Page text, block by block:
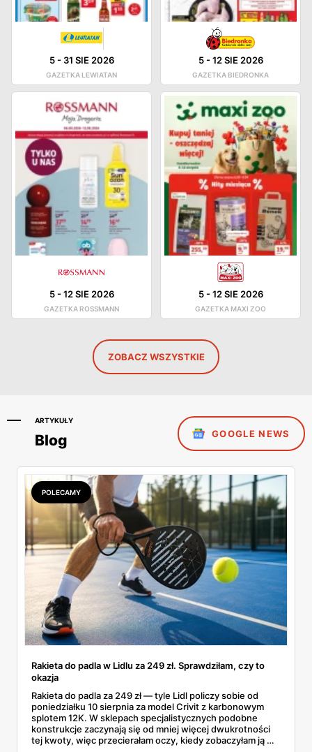
5- 31 SIE 2026
GAZETKA LEWIATAN
5-12 SIE 2026
GAZETKA BIEDRONKA
5-12 SIE 2026
GAZETKA ROSSMANN
5-12 SIE 2026
GAZETKA MAXI ZOO
ZOBACZ WSZYSTKIE
ARTYKUŁY
Blog GOOGLE NEWS
POLECAMY
Rakieta do padla w Lidlu za 249 zł. Sprawdziłam, czy to
okazja
Rakieta do padla za 249 zł — tyle Lidl policzy sobie od
poniedziałku 10 sierpnia za model Crivit z karbonowym
splotem 12K. W sklepach specjalistycznych podobne
konstrukcje zaczynają się od mniej więcej dwukrotności
tej kwoty, więc przecierałam oczy, kiedy zobaczyłam ją w